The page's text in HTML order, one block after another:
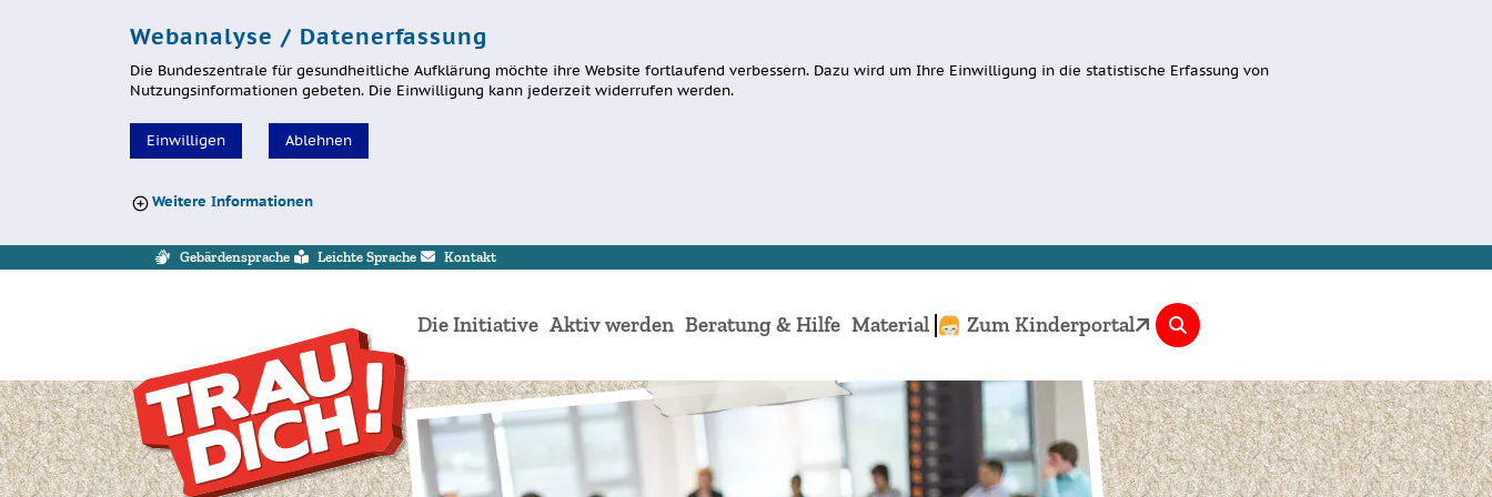
Webanalyse / Datenerfassung
Die Bundeszentrale für gesundheitliche Aufklärung möchte ihre Website fortlaufend verbessern. Dazu wird um Ihre Einwilligung in die statistische Erfassung von
Nutzungsinformationen gebeten. Die Einwilligung kann jederzeit widerrufen werden.
Einwilligen Ablehnen
Weitere Informationen
Sprung zur Servicenavigation
Sprung zur Hauptnavigation Gebärdensprache Leichte Sprache Kontakt
Die Initiative Aktiv werden Beratung & Hilfe Material Zum Kinderportal